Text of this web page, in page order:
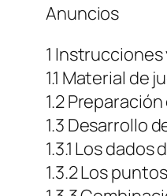
Anuncios
1
1.1 Material de
1.2
1.3 Desarrollo
1.3.1 Los dados
1.3.2 Los puntos